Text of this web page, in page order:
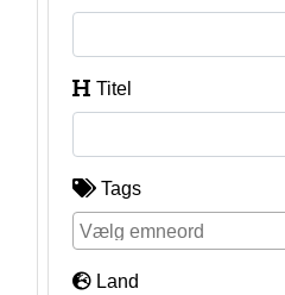
Titel
Tags
Land